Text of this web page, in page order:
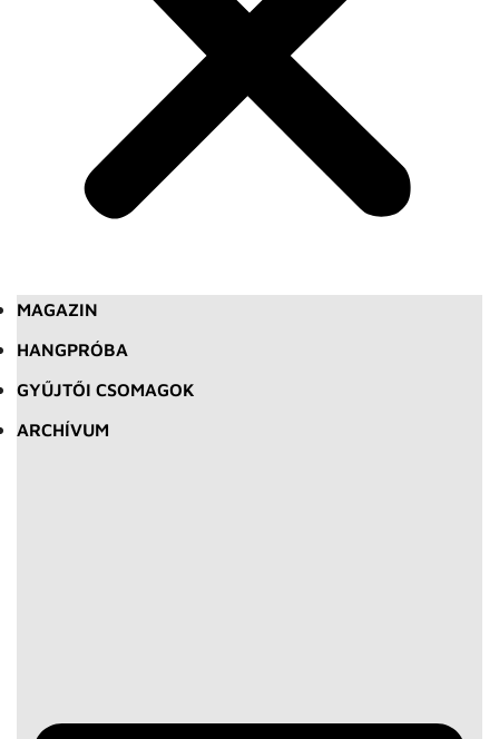
MAGAZIN
HANGPRÓBA
GYŰJTŐI CSOMAGOK
ARCHÍVUM